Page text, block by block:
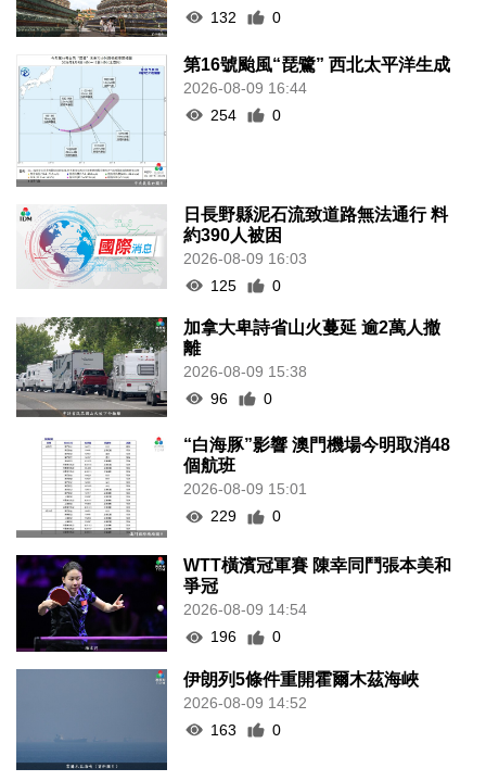
132
0
第16號颱風“琵鷺” 西北太平洋生成
2026-08-09 16:44
254
0
日長野縣泥石流致道路無法通行 料
約390人被困
2026-08-09 16:03
125
0
加拿大卑詩省山火蔓延 逾2萬人撤
離
2026-08-09 15:38
96
0
“白海豚”影響 澳門機場今明取消48
個航班
2026-08-09 15:01
229
0
WTT橫濱冠軍賽 陳幸同鬥張本美和
爭冠
2026-08-09 14:54
196
0
伊朗列5條件重開霍爾木茲海峽
2026-08-09 14:52
163
0